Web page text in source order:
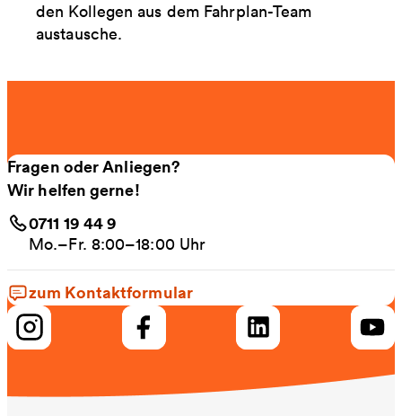
den Kollegen aus dem Fahrplan-Team
austausche.
Fragen oder Anliegen?
Wir helfen gerne!
0711 19 44 9
Mo.–Fr. 8:00–18:00 Uhr
zum Kontaktformular